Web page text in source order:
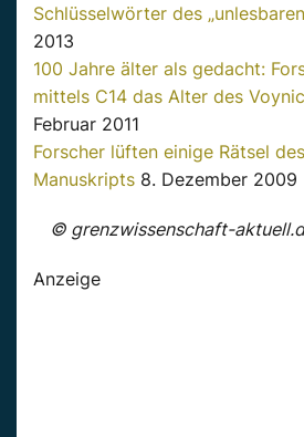
Schlüsselwörter des
2013
100 Jahre älter als gedacht:
mittels C14 das Alter des
Februar 2011
Forscher lüften einige Rätsel
Manuskripts 8. Dezember 2009
© grenzwissenschaft-
Anzeige